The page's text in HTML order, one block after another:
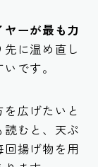
ーが最も力
に温め直し
です。
広げたいと
読むと、天ぷ
揚げ物を用